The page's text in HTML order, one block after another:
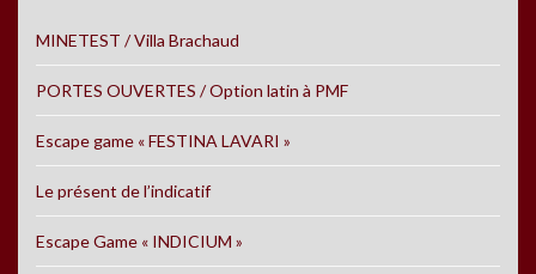
MINETEST / Villa Brachaud
PORTES OUVERTES / Option latin à PMF
Escape game « FESTINA LAVARI »
Le présent de l’indicatif
Escape Game « INDICIUM »